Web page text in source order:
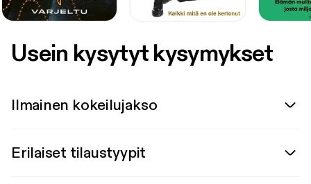
Usein kysytyt kysymykset
Ilmainen kokeilujakso
Erilaiset tilaustyypit